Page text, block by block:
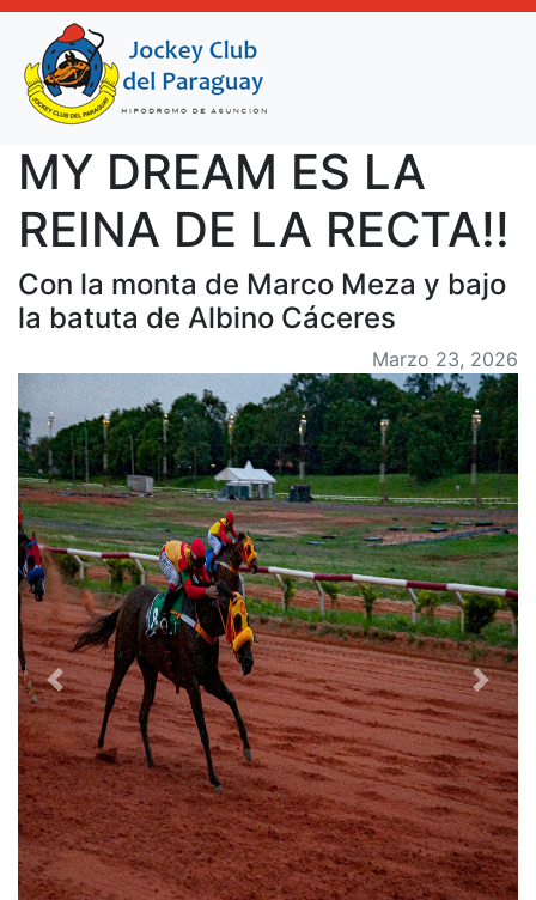
MY DREAM ES LA
REINA DE LA RECTA!!
Con la monta de Marco Meza y bajo
la batuta de Albino Cáceres
Marzo 23, 2026
Previous Next